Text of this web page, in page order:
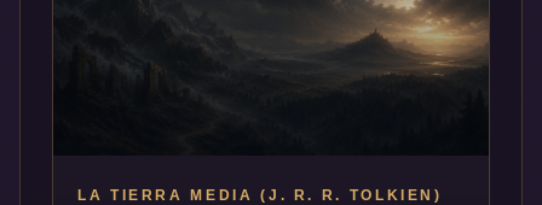
LA TIERRA MEDIA (J. R. R. TOLKIEN)